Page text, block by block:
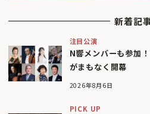
新着記
注目公演
N響メンバーも参加
がまもなく開幕
2026年8月6日
PICK UP